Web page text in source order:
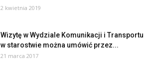
2 kwietnia 2019
Wizytę w Wydziale Komunikacji i Transportu
w starostwie można umówić przez...
21 marca 2017